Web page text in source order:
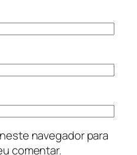
navegador para
comentar.